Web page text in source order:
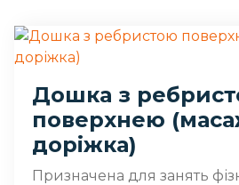
Дошка з
поверхнею
доріжка)
Призначена для занять